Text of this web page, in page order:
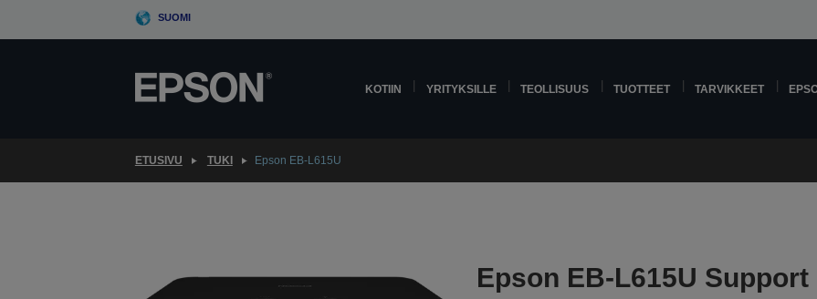
SUOMI
KOTIIN YRITYKSILLE TEOLLISUUS TUOTTEET TARVIKKEET
ETUSIVU TUKI Epson EB-L615U
Epson EB-L615U Support